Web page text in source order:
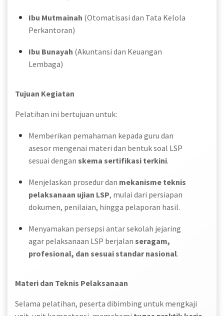
Ibu Mutmainah (Otomatisasi dan Tata Kelola
Perkantoran)
Ibu Bunayah (Akuntansi dan Keuangan
Lembaga)
Tujuan Kegiatan
Pelatihan ini bertujuan untuk:
Memberikan pemahaman kepada guru dan
asesor mengenai materi dan bentuk soal LSP
sesuai dengan skema sertifikasi terkini.
Menjelaskan prosedur dan mekanisme teknis
pelaksanaan ujian LSP, mulai dari persiapan
dokumen, penilaian, hingga pelaporan hasil.
Menyamakan persepsi antar sekolah jejaring
agar pelaksanaan LSP berjalan seragam,
profesional, dan sesuai standar nasional.
Materi dan Teknis Pelaksanaan
Selama pelatihan, peserta dibimbing untuk mengkaji